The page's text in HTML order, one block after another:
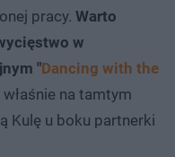
pracy. Warto
w
"Dancing with the
właśnie na tamtym
Kulę u boku partnerki